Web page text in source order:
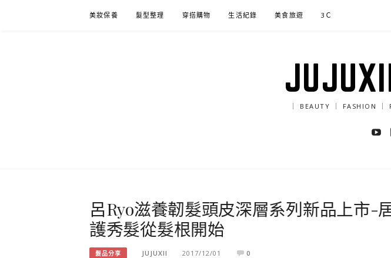
美妝保養 髮型整理 穿搭購物 生活紀錄 美食旅遊 3Ｃ
｜ BEAUTY ｜ FASHION ｜
呂Ryo滋養韌髮頭皮深層系列新品上市-
護秀髮從髮根開始
髮品分享 JUJUXII 2017/12/01 0